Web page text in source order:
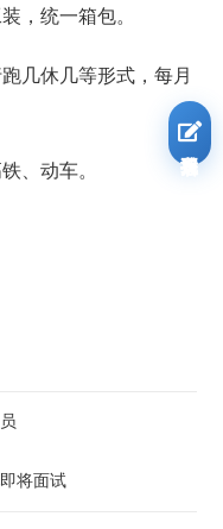
，统一箱包。
几休几等形式，每月
、动车。
将面试
我要报名